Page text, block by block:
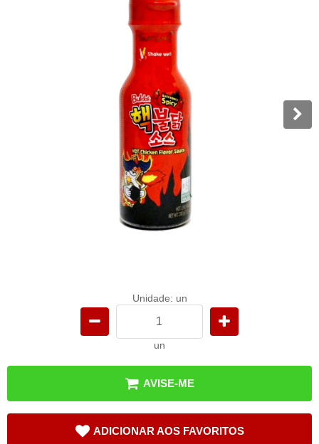
Unidade: un
un
AVISE-ME
ADICIONAR AOS FAVORITOS